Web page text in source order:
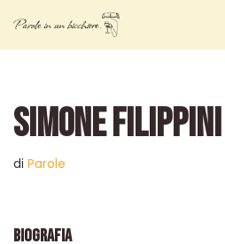
Vai
SIMONE FILIPPINI
di Parole
BIOGRAFIA